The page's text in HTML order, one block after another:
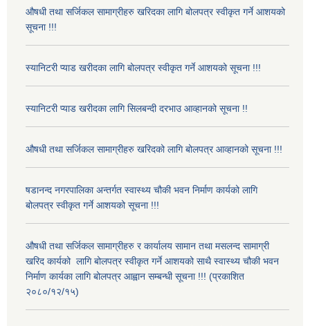
औषधी तथा सर्जिकल सामाग्रीहरु खरिदका लागि बोलपत्र स्वीकृत गर्ने आशयको
सूचना !!!
स्यानिटरी प्याड खरीदका लागि बोलपत्र स्वीकृत गर्ने आशयको सूचना !!!
स्यानिटरी प्याड खरीदका लागि सिलबन्दी दरभाउ आव्हानको सूचना !!
औषधी तथा सर्जिकल सामाग्रीहरु खरिदको लागि बोलपत्र आव्हानको सूचना !!!
षडानन्द नगरपालिका अन्तर्गत स्वास्थ्य चौकी भवन निर्माण कार्यको लागि
बोलपत्र स्वीकृत गर्ने आशयको सूचना !!!
औषधी तथा सर्जिकल सामाग्रीहरु र कार्यालय सामान तथा मसलन्द सामाग्री
खरिद कार्यको लागि बोलपत्र स्वीकृत गर्ने आशयको साथै स्वास्थ्य चौकी भवन
निर्माण कार्यका लागि बोलपत्र आह्वान सम्बन्धी सूचना !!! (प्रकाशित
२०८०/१२/१५)